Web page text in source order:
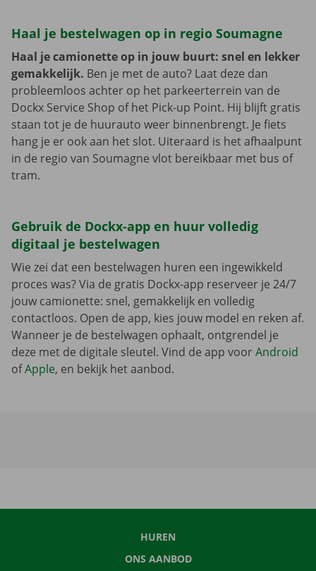
Haal je bestelwagen op in regio Soumagne
Haal je camionette op in jouw buurt: snel en lekker
gemakkelijk. Ben je met de auto? Laat deze dan
probleemloos achter op het parkeerterrein van de
Dockx Service Shop of het Pick-up Point. Hij blijft gratis
staan tot je de huurauto weer binnenbrengt. Je fiets
hang je er ook aan het slot. Uiteraard is het afhaalpunt
in de regio van Soumagne vlot bereikbaar met bus of
tram.
Gebruik de Dockx-app en huur volledig
digitaal je bestelwagen
Wie zei dat een bestelwagen huren een ingewikkeld
proces was? Via de gratis Dockx-app reserveer je 24/7
jouw camionette: snel, gemakkelijk en volledig
contactloos. Open de app, kies jouw model en reken af.
Wanneer je de bestelwagen ophaalt, ontgrendel je
deze met de digitale sleutel. Vind de app voorAndroid
ofApple, en bekijk het aanbod.
HUREN
ONS AANBOD